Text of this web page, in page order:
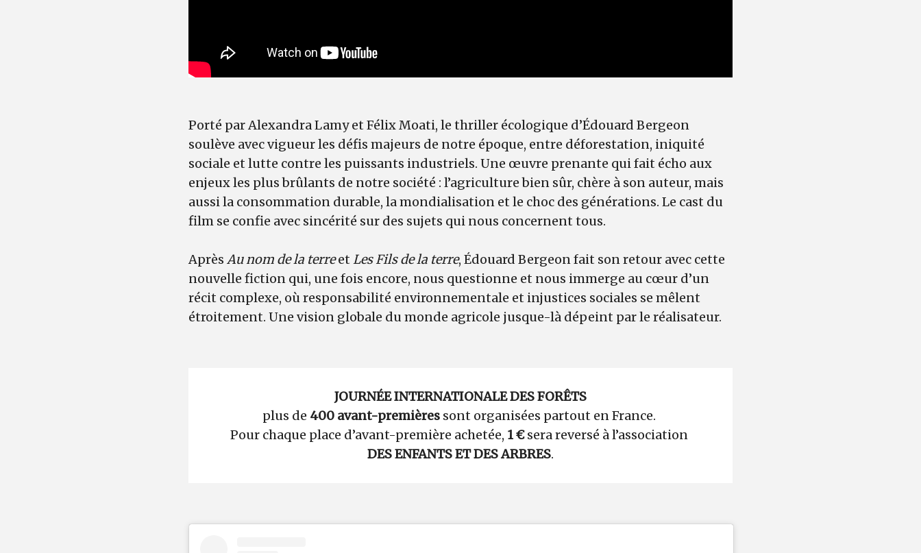
Porté par Alexandra Lamy et Félix Moati, le thriller écologique d’Édouard Bergeon
soulève avec vigueur les défis majeurs de notre époque, entre déforestation, iniquité
sociale et lutte contre les puissants industriels. Une œuvre prenante qui fait écho aux
enjeux les plus brûlants de notre société : l’agriculture bien sûr, chère à son auteur, mais
aussi la consommation durable, la mondialisation et le choc des générations. Le cast du
film se confie avec sincérité sur des sujets qui nous concernent tous.
Après Au nom de la terreet Les Fils de la terre, Édouard Bergeon fait son retour avec cette
nouvelle fiction qui, une fois encore, nous questionne et nous immerge au cœur d’un
récit complexe, où responsabilité environnementale et injustices sociales se mêlent
étroitement. Une vision globale du monde agricole jusque-là dépeint par le réalisateur.
JOURNÉE INTERNATIONALE DES FORÊTS
plus de 400 avant-premières sont organisées partout en France.
Pour chaque place d’avant-première achetée, 1 €sera reversé àl’association
DES ENFANTS ET DES ARBRES.